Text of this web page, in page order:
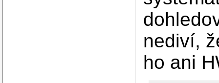
nediví,
ho ani